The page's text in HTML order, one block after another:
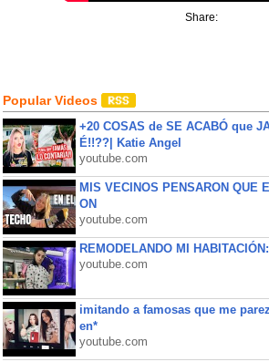
Share:
Popular Videos
+20 COSAS de SE ACABÓ que
É!!??| Katie Angel
youtube.com
MIS VECINOS PENSARON QUE
ON
youtube.com
REMODELANDO MI
youtube.com
imitando a famosas que me
en*
youtube.com